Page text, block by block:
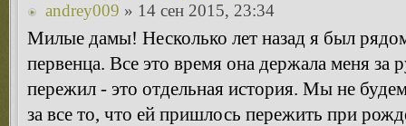
andrey009 » 14 сен 2015, 23:34
Милые дамы! Несколько лет назад я был
первенца. Все это время она держала меня за
пережил - это отдельная история. Мы не
за все то, что ей пришлось пережить при